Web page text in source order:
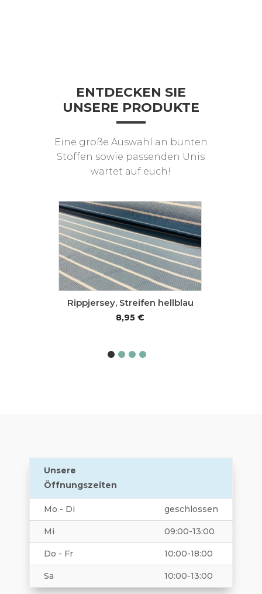
ENTDECKEN SIE
UNSERE PRODUKTE
Eine große Auswahl an bunten
Stoffen sowie passenden Unis
wartet auf euch!
Rippjersey, Streifen hellblau
8,95 €
Unsere
Öffnungszeiten
Mo - Di geschlossen
Mi 09:00-13:00
Do - Fr 10:00-18:00
Sa 10:00-13:00